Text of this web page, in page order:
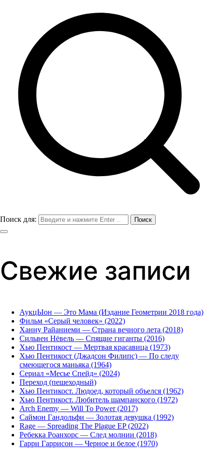
Поиск для:
Свежие записи
АукцЫон — Это Мама (Издание Геометрии 2018 года)
Фильм «Серый человек» (2022)
Ханну Райаниеми — Страна вечного лета (2018)
Сильвен Нёвель — Спящие гиганты (2016)
Хью Пентикост — Мертвая красавица (1973)
Хью Пентикост (Джадсон Филипс) — По следу
смеющегося маньяка (1964)
Сериал «Месье Спейд» (2024)
Переход (пешеходный)
Хью Пентикост. Людоед, который объелся (1962)
Хью Пентикост. Любитель шампанского (1972)
Arch Enemy — Will To Power (2017)
Саймон Гандольфи — Золотая девушка (1992)
Rage — Spreading The Plague EP (2022)
Ребекка Роанхорс — След молнии (2018)
Гарри Гаррисон — Черное и белое (1970)